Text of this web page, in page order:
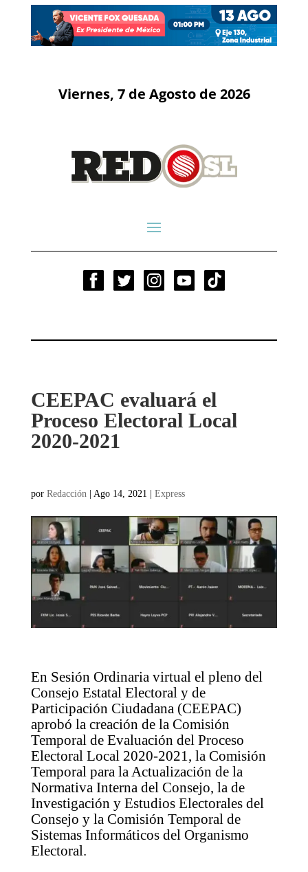
Viernes, 7 de Agosto de 2026
CEEPAC evaluará el
Proceso Electoral Local
2020-2021
por Redacción | Ago 14, 2021 | Express
En Sesión Ordinaria virtual el pleno del
Consejo Estatal Electoral y de
Participación Ciudadana (CEEPAC)
aprobó la creación de la Comisión
Temporal de Evaluación del Proceso
Electoral Local 2020-2021, la Comisión
Temporal para la Actualización de la
Normativa Interna del Consejo, la de
Investigación y Estudios Electorales del
Consejo y la Comisión Temporal de
Sistemas Informáticos del Organismo
Electoral.